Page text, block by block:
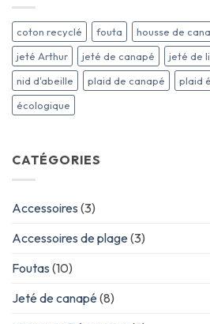
coton recyclé fouta housse de
jeté Arthur
jeté de canapé jeté de
nid d'abeille
plaid de canapé plaid
écologique
CATÉGORIES
Accessoires (3)
Accessoires de plage(3)
Foutas (10)
Jeté de canapé(8)